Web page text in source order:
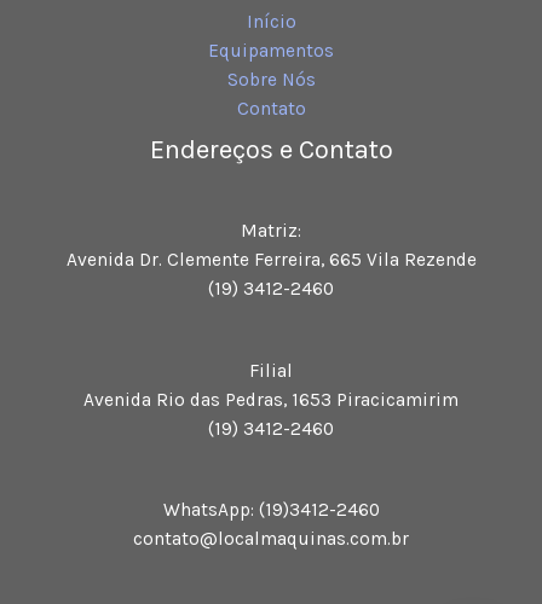
Início
Equipamentos
Sobre Nós
Contato
Endereços e Contato
Matriz:
Avenida Dr. Clemente Ferreira, 665 Vila Rezende
(19) 3412-2460
Filial
Avenida Rio das Pedras, 1653 Piracicamirim
(19) 3412-2460
WhatsApp: (19)3412-2460
contato@localmaquinas.com.br